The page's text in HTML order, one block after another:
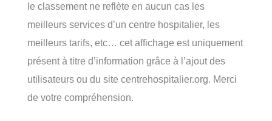
le classement ne reflète en aucun cas les
meilleurs services d’un centre hospitalier, les
meilleurs tarifs, etc… cet affichage est uniquement
présent à titre d’information grâce à l’ajout des
utilisateurs ou du site centrehospitalier.org. Merci
de votre compréhension.